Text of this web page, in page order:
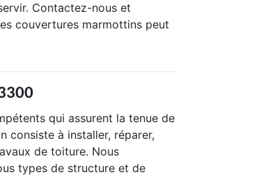
Contactez-nous et
couvertures marmottins peut
qui assurent la tenue de
consiste à installer, réparer,
de toiture. Nous
types de structure et de